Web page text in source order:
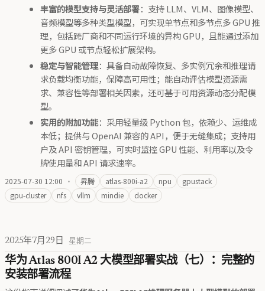
丰富的模型支持与灵活部署：支持 LLM、VLM、图像模型、
音频模型等多种类型模型，可实现单节点和多节点多 GPU 推
理，包括跨厂商和不同运行环境的异构 GPU，且能通过添加
更多 GPU 或节点轻松扩展架构。
稳定与智能管理：具备自动故障恢复、多实例冗余和推理请
求负载均衡功能，保障高可用性；能自动评估模型资源需
求、兼容性等部署相关因素，还可基于可用资源动态分配模
型。
实用的附加功能：采用轻量级 Python 包，依赖少、运维成
本低；提供与 OpenAI 兼容的 API，便于无缝集成；支持用
户及 API 密钥管理，可实时监控 GPU 性能、利用率以及令
牌使用量和 API 请求速率。
2025-07-30 12:00 · 昇腾 atlas-800i-a2 npu
gpustack
gpu-cluster
nfs vllm mindie docker
2025年7月29日 星期二
华为 Atlas 800I A2 大模型部署实战（七）：完整的
安装部署流程